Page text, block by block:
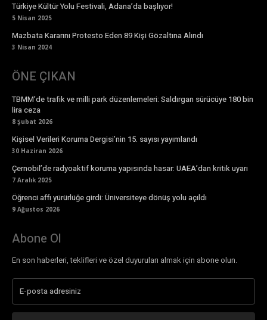
Türkiye Kültür Yolu Festivali, Adana’da başlıyor!
5 Nisan 2025
Mazbata Kararını Protesto Eden 89 Kişi Gözaltına Alındı
3 Nisan 2024
ÖNE ÇIKAN
TBMM’de trafik ve milli park düzenlemeleri: Saldırgan sürücüye 180 bin
lira ceza
8 Şubat 2026
Kişisel Verileri Koruma Dergisi’nin 15. sayısı yayımlandı
30 Haziran 2026
Çernobil’de radyoaktif koruma yapısında hasar: UAEA’dan kritik uyarı
7 Aralık 2025
Öğrenci affı yürürlüğe girdi: Üniversiteye dönüş yolu açıldı
9 Ağustos 2026
Abone Ol
En son haberleri, teklifleri ve özel duyuruları almak için abone olun.